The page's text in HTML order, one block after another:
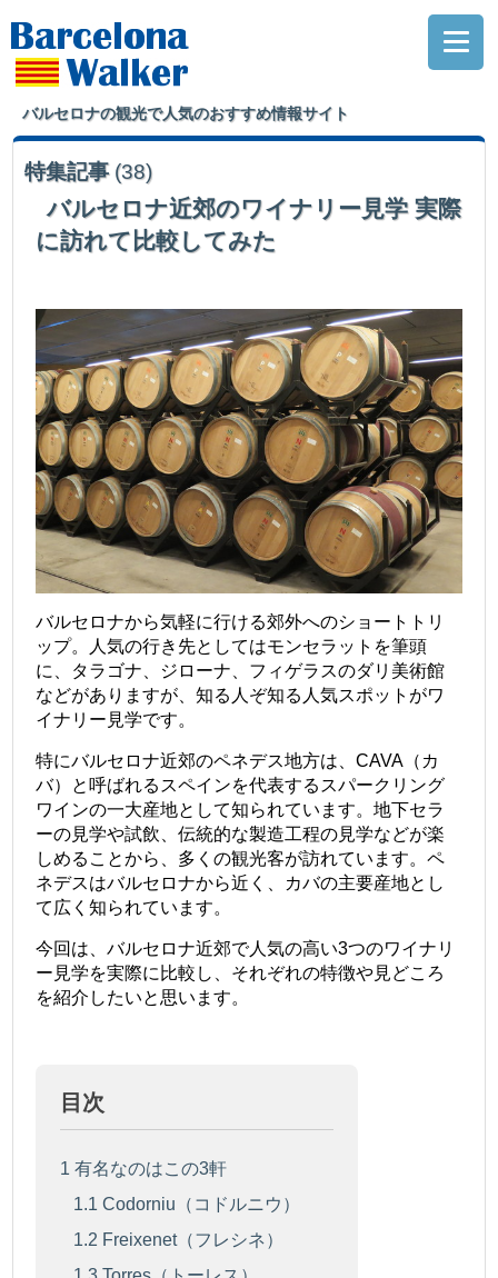
バルセロナの観光で人気のおすすめ情報サイト
特集記事 (38)
バルセロナ近郊のワイナリー見学 実際
に訪れて比較してみた
バルセロナから気軽に行ける郊外へのショートトリ
ップ。人気の行き先としてはモンセラットを筆頭
に、タラゴナ、ジローナ、フィゲラスのダリ美術館
などがありますが、知る人ぞ知る人気スポットがワ
イナリー見学です。
特にバルセロナ近郊のペネデス地方は、CAVA（カ
バ）と呼ばれるスペインを代表するスパークリング
ワインの一大産地として知られています。地下セラ
ーの見学や試飲、伝統的な製造工程の見学などが楽
しめることから、多くの観光客が訪れています。ペ
ネデスはバルセロナから近く、カバの主要産地とし
て広く知られています。
今回は、バルセロナ近郊で人気の高い3つのワイナリ
ー見学を実際に比較し、それぞれの特徴や見どころ
を紹介したいと思います。
目次
1 有名なのはこの3軒
1.1 Codorniu（コドルニウ）
1.2 Freixenet（フレシネ）